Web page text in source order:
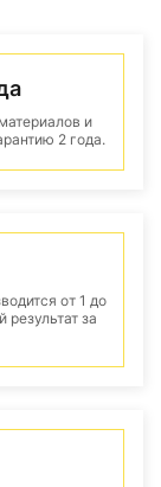
и
2 года.
от 1 до
за